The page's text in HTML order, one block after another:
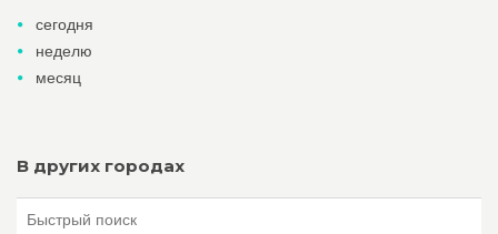
сегодня
неделю
месяц
В других городах